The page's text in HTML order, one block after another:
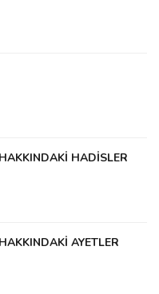
HADİSLER
AYETLER